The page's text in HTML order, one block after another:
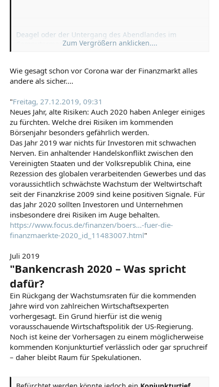
Deagel oder der Untergang des Abendlandes im
ComputermodellZum Vergrößern anklicken....
Wie gesagt schon vor Corona war der Finanzmarkt alles
andere als sicher....
"Freitag, 27.12.2019, 09:31
Neues Jahr, alte Risiken: Auch 2020 haben Anleger einiges
zu fürchten. Welche drei Risiken im kommenden
Börsenjahr besonders gefährlich werden.
Das Jahr 2019 war nichts für Investoren mit schwachen
Nerven. Ein anhaltender Handelskonflikt zwischen den
Vereinigten Staaten und der Volksrepublik China, eine
Rezession des globalen verarbeitenden Gewerbes und das
voraussichtlich schwächste Wachstum der Weltwirtschaft
seit der Finanzkrise 2009 sind keine positiven Signale. Für
das Jahr 2020 sollten Investoren und Unternehmen
insbesondere drei Risiken im Auge behalten.
https://www.focus.de/finanzen/boers...-fuer-die-
finanzmaerkte-2020_id_11483007.html"
Juli 2019
"Bankencrash 2020 – Was spricht
dafür?
Ein Rückgang der Wachstumsraten für die kommenden
Jahre wird von zahlreichen Wirtschaftsexperten
vorhergesagt. Ein Grund hierfür ist die wenig
vorausschauende Wirtschaftspolitik der US-Regierung.
Noch ist keine der Vorhersagen zu einem möglicherweise
kommenden Konjunkturtief verlässlich oder gar spruchreif
– daher bleibt Raum für Spekulationen.